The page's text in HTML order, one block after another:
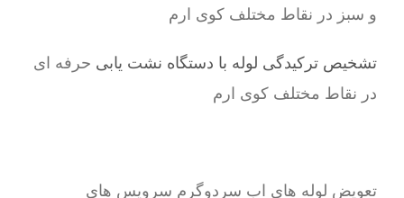
و سبز در نقاط مختلف کوی ارم
تشخیص ترکیدگی لوله با دستگاه نشت یابی حرفه ای
در نقاط مختلف کوی ارم
تعویض لوله های اب سردوگرم سرویس های